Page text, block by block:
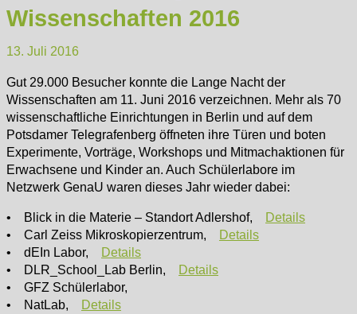
Wissenschaften 2016
13. Juli 2016
Gut 29.000 Besucher konnte die Lange Nacht der
Wissenschaften am 11. Juni 2016 verzeichnen. Mehr als 70
wissenschaftliche Einrichtungen in Berlin und auf dem
Potsdamer Telegrafenberg öffneten ihre Türen und boten
Experimente, Vorträge, Workshops und Mitmachaktionen für
Erwachsene und Kinder an. Auch Schülerlabore im
Netzwerk GenaU waren dieses Jahr wieder dabei:
• Blick in die Materie – Standort Adlershof,
Details
• Carl Zeiss Mikroskopierzentrum,
Details
• dEIn Labor,
Details
• DLR_School_Lab Berlin,
Details
• GFZ Schülerlabor,
• NatLab,
Details